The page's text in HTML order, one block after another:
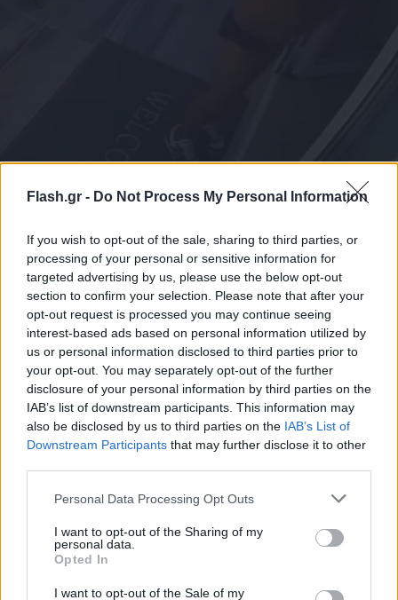
Flash.gr - Do Not Process My Personal Information
If you wish to opt-out of the sale, sharing to third parties, or
processing of your personal or sensitive information for
targeted advertising by us, please use the below opt-out
section to confirm your selection. Please note that after your
opt-out request is processed you may continue seeing
interest-based ads based on personal information utilized by
us or personal information disclosed to third parties prior to
your opt-out. You may separately opt-out of the further
disclosure of your personal information by third parties on the
IAB’s list of downstream participants. This information may
also be disclosed by us to third parties on the IAB’s List of
Downstream Participants that may further disclose it to other
Please note that this website/app uses one or more Google
not limited to your visit or usage behaviour. You may click to
grant or deny consent to Google and its third-party tags to
use your data for below specified purposes in below Google
consent section.
Personal Data Processing Opt Outs
I want to opt-out of the Sharing of my
personal data.
Opted In
I want to opt-out of the Sale of my
Έδειχνε ανήλικη και ρωτούσε «πόσο;»
07.08.2026